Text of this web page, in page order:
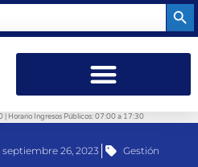
Horario Ingresos Públicos: 07:00 a 17:30
septiembre 26, 2023 Gestión